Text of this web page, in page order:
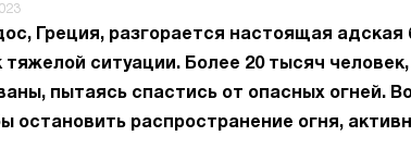
Греция, разгорается настоящая
тяжелой ситуации. Более 20 тысяч
пытаясь спастись от опасных огней.
остановить распространение огня,